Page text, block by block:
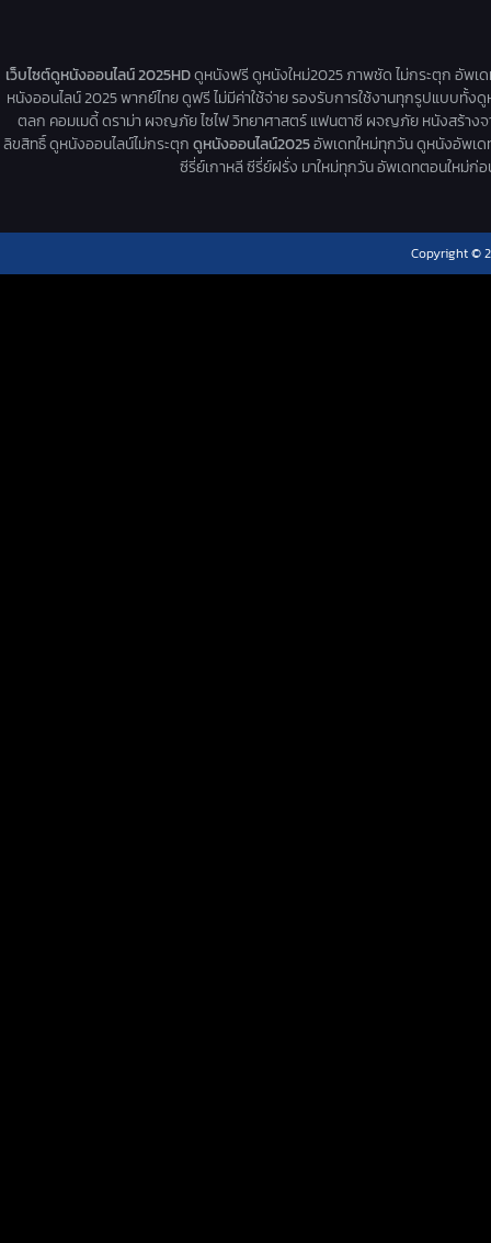
เว็บไซต์ดูหนังออนไลน์ 2025HDดูหนังฟรี ดูหนังใหม่2025 ภาพชัด ไม่กระตุก อัพเ
หนังออนไลน์ 2025 พากย์ไทย ดูฟรี ไม่มีค่าใช้จ่าย รองรับการใช้งานทุกรูปแบบทั้
ตลก คอมเมดี้ ดราม่า ผจญภัย ไซไฟ วิทยาศาสตร์ แฟนตาซี ผจญภัย หนังสร้างจ
ลิขสิทธิ์ ดูหนังออนไลน์ไม่กระตุกดูหนังออนไลน์2025อัพเดทใหม่ทุกวัน ดูหนังอัพเด
ซีรี่ย์เกาหลี ซีรี่ย์ฝรั่ง มาใหม่ทุกวัน อัพเดทตอนใหม่ก่
Copyright ©